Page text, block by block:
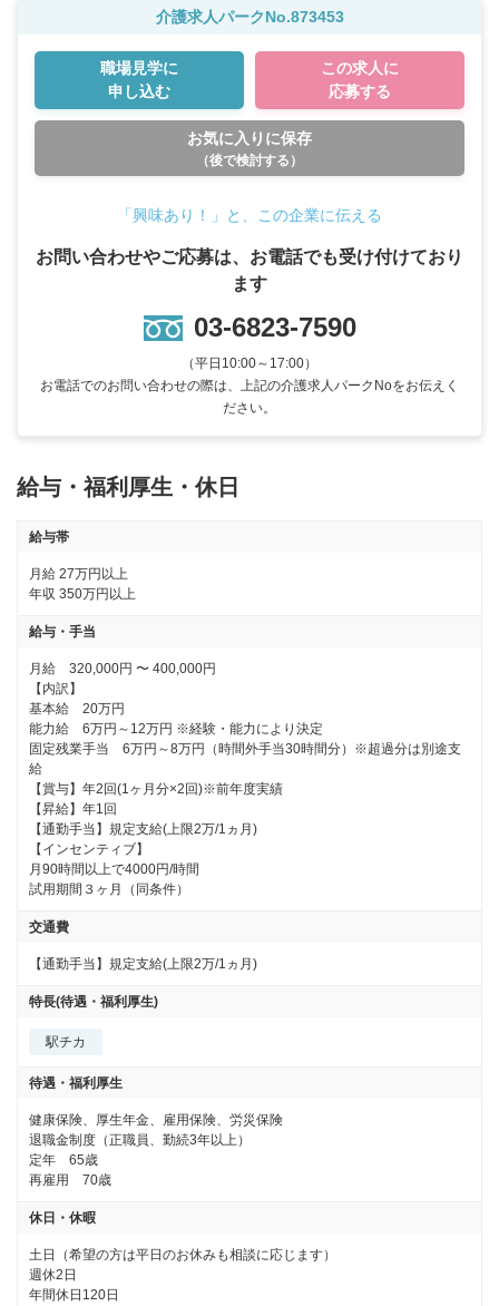
介護求人パークNo.873453
職場見学に
申し込む
この求人に
応募する
お気に入りに保存
（後で検討する）
「興味あり！」と、この企業に伝える
お問い合わせやご応募は、お電話でも受け付けており
ます
03-6823-7590
（平日10:00～17:00）
お電話でのお問い合わせの際は、上記の介護求人パークNoをお伝えく
ださい。
給与・福利厚生・休日
給与帯
月給 27万円以上
年収 350万円以上
給与・手当
月給　320,000円 〜 400,000円
【内訳】
基本給　20万円
能力給　6万円～12万円 ※経験・能力により決定
固定残業手当　6万円～8万円（時間外手当30時間分）※超過分は別途支
給
【賞与】年2回(1ヶ月分×2回)※前年度実績
【昇給】年1回
【通勤手当】規定支給(上限2万/1ヵ月)
【インセンティブ】
月90時間以上で4000円/時間
試用期間３ヶ月（同条件）
交通費
【通勤手当】規定支給(上限2万/1ヵ月)
特長(待遇・福利厚生)
駅チカ
待遇・福利厚生
健康保険、厚生年金、雇用保険、労災保険
退職金制度（正職員、勤続3年以上）
定年　65歳
再雇用　70歳
休日・休暇
土日（希望の方は平日のお休みも相談に応じます）
週休2日
年間休日120日